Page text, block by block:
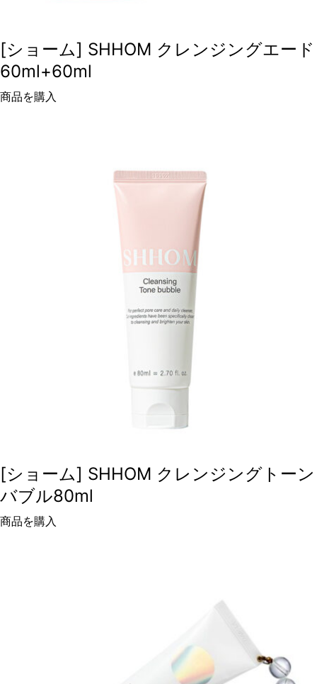
[ショーム] SHHOM クレンジングエード
60ml+60ml
商品を購入
[ショーム] SHHOM クレンジングトーン
バブル80ml
商品を購入